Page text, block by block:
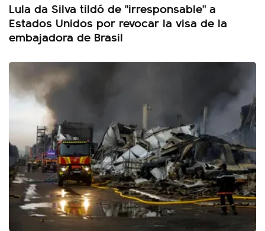
Lula da Silva tildó de "irresponsable" a
Estados Unidos por revocar la visa de la
embajadora de Brasil